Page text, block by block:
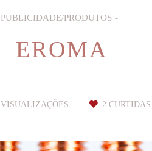
PUBLICIDADE/PRODUTOS
EROMA
VISUALIZAÇÕES 2 CURTIDAS